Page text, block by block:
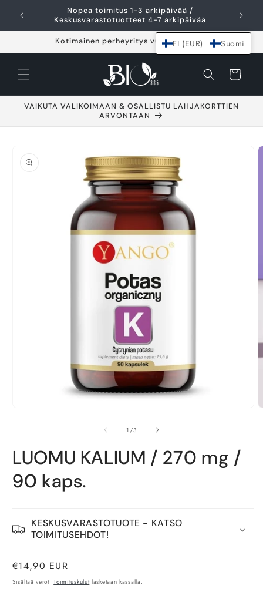
sisältöön
Nopea toimitus 1-3 arkipäivää /
Keskusvarastotuotteet 4-7 arkipäivää
Kotimainen perheyritys vuodesta 2021
Ostoskori
VAIKUTA VALIKOIMAAN & OSALLISTU LAHJAKORTTIEN
ARVONTAAN
tuotetietoihin
1 //3
LUOMU KALIUM / 270 mg /
90 kaps.
KESKUSVARASTOTUOTE - KATSO
TOIMITUSEHDOT!
Normaalihinta
€14,90 EUR
Sisältää verot.Toimituskulutlasketaan kassalla.
FI (EUR) Suomi